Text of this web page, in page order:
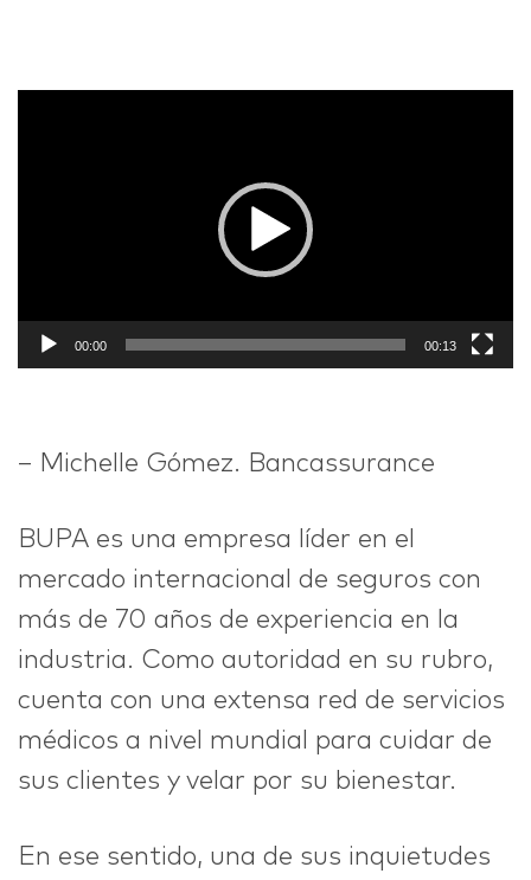
00:00 00:13
– Michelle Gómez. Bancassurance
BUPA es una empresa líder en el
mercado internacional de seguros con
más de 70 años de experiencia en la
industria. Como autoridad en su rubro,
cuenta con una extensa red de servicios
médicos a nivel mundial para cuidar de
sus clientes y velar por su bienestar.
En ese sentido, una de sus inquietudes